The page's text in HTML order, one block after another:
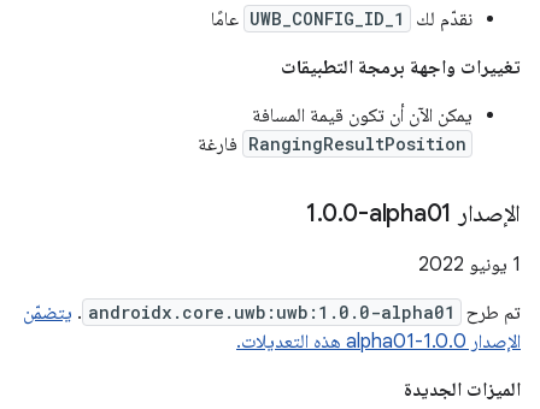
نقدّم لك
UWB_CONFIG_ID_1 عامًا
تغييرات واجهة برمجة التطبيقات
يمكن الآن أن تكون قيمة المسافة
RangingResultPosition فارغة
الإصدار ‎1 .0.0-alpha01
‫1 يونيو 2022
تم طرح
androidx.core.uwb:uwb:1.0.0-alpha01
. يتضمّن
الإصدار 1.0.0-alpha01 هذه التعديلات.
الميزات الجديدة